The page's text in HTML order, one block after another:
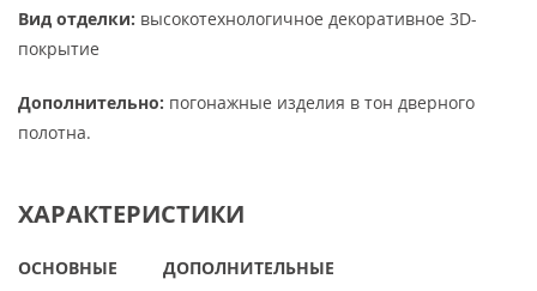
Вид отделки: высокотехнологичное декоративное 3D-
покрытие
Дополнительно: погонажные изделия в тон дверного
полотна.
ХАРАКТЕРИСТИКИ
ОСНОВНЫЕ ДОПОЛНИТЕЛЬНЫЕ